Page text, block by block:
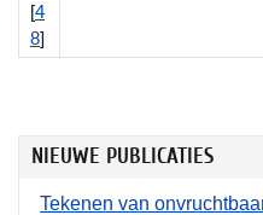
[4
8]
NIEUWE PUBLICATIES
Tekenen van